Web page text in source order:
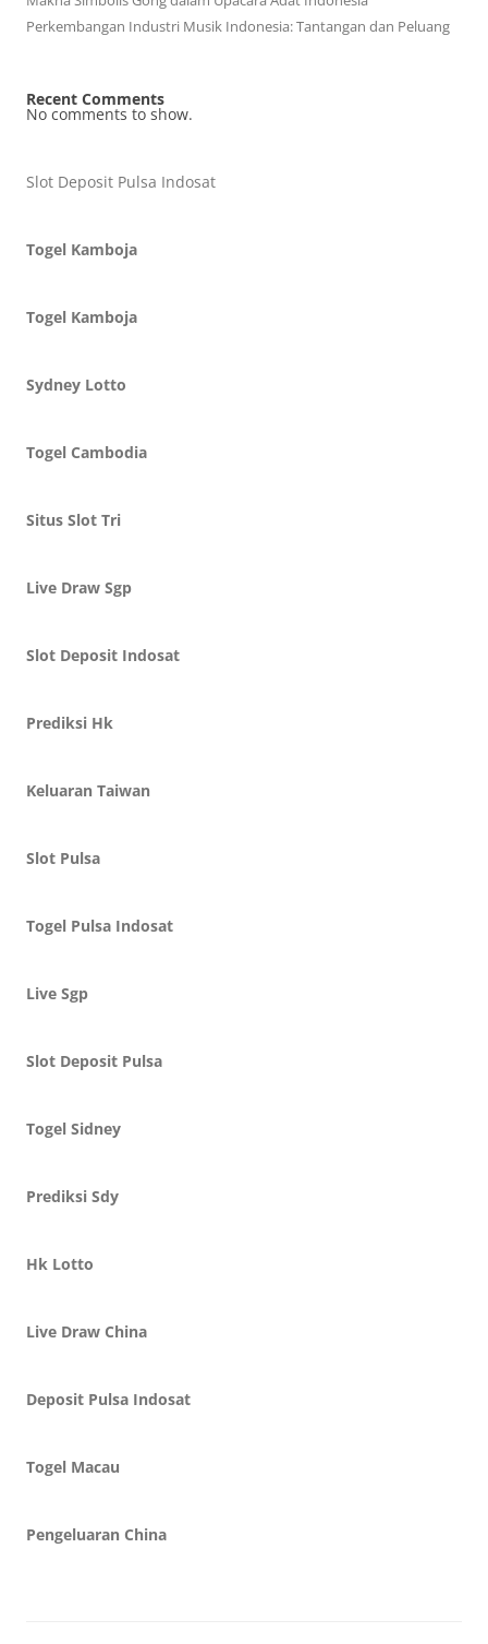
Perkembangan Industri Musik Indonesia: Tantangan dan Peluang
Recent Comments
No comments to show.
Slot Deposit Pulsa Indosat
Togel Kamboja
Togel Kamboja
Sydney Lotto
Togel Cambodia
Situs Slot Tri
Live Draw Sgp
Slot Deposit Indosat
Prediksi Hk
Keluaran Taiwan
Slot Pulsa
Togel Pulsa Indosat
Live Sgp
Slot Deposit Pulsa
Togel Sidney
Prediksi Sdy
Hk Lotto
Live Draw China
Deposit Pulsa Indosat
Togel Macau
Pengeluaran China